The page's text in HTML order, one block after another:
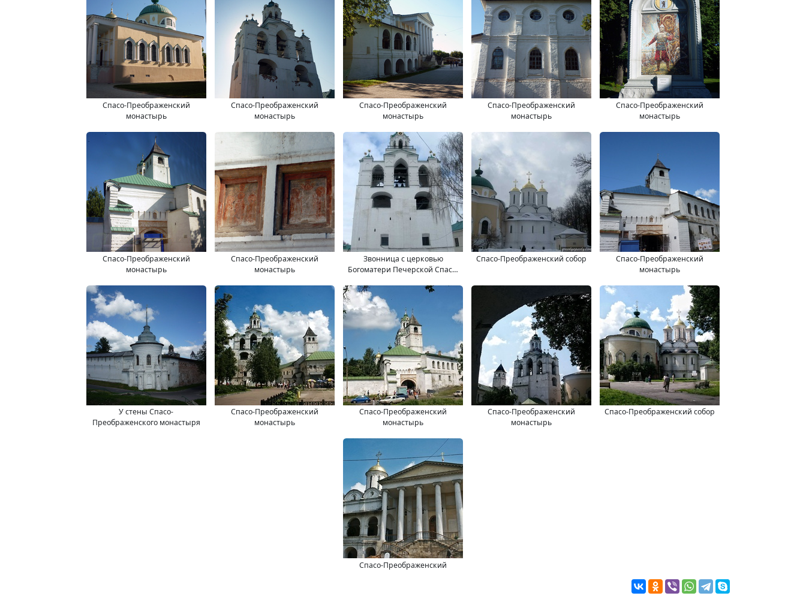
Спасо-Преображенский
монастырь
Спасо-Преображенский
монастырь
Спасо-Преображенский
монастырь
Спасо-Преображенский
монастырь
Спасо-Преображенский
монастырь
Спасо-Преображенский
монастырь
Спасо-Преображенский
монастырь
Звонница с церковью
Богоматери Печерской Спасо-
Спасо-Преображенский собор
Спасо-Преображенский
монастырь
У стены Спасо-
Преображенского монастыря
Спасо-Преображенский
монастырь
Спасо-Преображенский
монастырь
Спасо-Преображенский
монастырь
Спасо-Преображенский собор
Спасо-Преображенский